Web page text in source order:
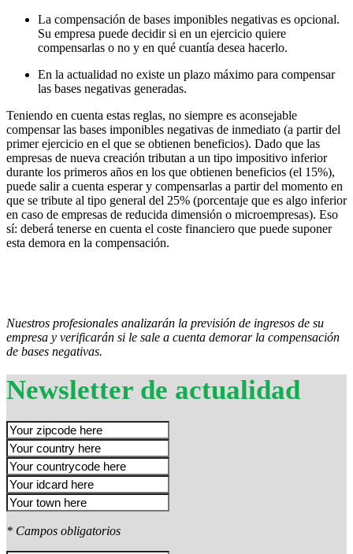
La compensación de bases imponibles negativas es opcional.
Su empresa puede decidir si en un ejercicio quiere
compensarlas o no y en qué cuantía desea hacerlo.
En la actualidad no existe un plazo máximo para compensar
las bases negativas generadas.
Teniendo en cuenta estas reglas, no siempre es aconsejable
compensar las bases imponibles negativas de inmediato (a partir del
primer ejercicio en el que se obtienen beneficios). Dado que las
empresas de nueva creación tributan a un tipo impositivo inferior
durante los primeros años en los que obtienen beneficios (el 15%),
puede salir a cuenta esperar y compensarlas a partir del momento en
que se tribute al tipo general del 25% (porcentaje que es algo inferior
en caso de empresas de reducida dimensión o microempresas). Eso
sí: deberá tenerse en cuenta el coste financiero que puede suponer
esta demora en la compensación.
Nuestros profesionales analizarán la previsión de ingresos de su
empresa y verificarán si le sale a cuenta demorar la compensación
de bases negativas.
Newsletter de actualidad
* Campos obligatorios